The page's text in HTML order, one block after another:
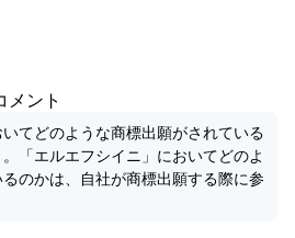
メント
いてどのような商標出願がされている
「エルエフシイニ」においてどのよ
のかは、自社が商標出願する際に参